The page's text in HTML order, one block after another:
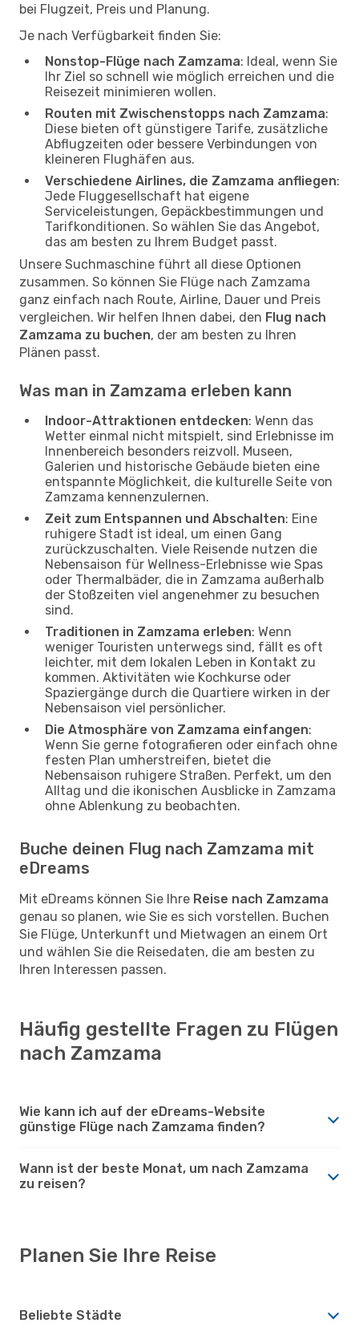
bei Flugzeit, Preis und Planung.
Je nach Verfügbarkeit finden Sie:
Nonstop-Flüge nach Zamzama: Ideal, wenn Sie
Ihr Ziel so schnell wie möglich erreichen und die
Reisezeit minimieren wollen.
Routen mit Zwischenstopps nach Zamzama:
Diese bieten oft günstigere Tarife, zusätzliche
Abflugzeiten oder bessere Verbindungen von
kleineren Flughäfen aus.
Verschiedene Airlines, die Zamzama anfliegen:
Jede Fluggesellschaft hat eigene
Serviceleistungen, Gepäckbestimmungen und
Tarifkonditionen. So wählen Sie das Angebot,
das am besten zu Ihrem Budget passt.
Unsere Suchmaschine führt all diese Optionen
zusammen. So können Sie Flüge nach Zamzama
ganz einfach nach Route, Airline, Dauer und Preis
vergleichen. Wir helfen Ihnen dabei, den Flug nach
Zamzama zu buchen, der am besten zu Ihren
Plänen passt.
Was man in Zamzama erleben kann
Indoor-Attraktionen entdecken: Wenn das
Wetter einmal nicht mitspielt, sind Erlebnisse im
Innenbereich besonders reizvoll. Museen,
Galerien und historische Gebäude bieten eine
entspannte Möglichkeit, die kulturelle Seite von
Zamzama kennenzulernen.
Zeit zum Entspannen und Abschalten: Eine
ruhigere Stadt ist ideal, um einen Gang
zurückzuschalten. Viele Reisende nutzen die
Nebensaison für Wellness-Erlebnisse wie Spas
oder Thermalbäder, die in Zamzama außerhalb
der Stoßzeiten viel angenehmer zu besuchen
sind.
Traditionen in Zamzama erleben: Wenn
weniger Touristen unterwegs sind, fällt es oft
leichter, mit dem lokalen Leben in Kontakt zu
kommen. Aktivitäten wie Kochkurse oder
Spaziergänge durch die Quartiere wirken in der
Nebensaison viel persönlicher.
Die Atmosphäre von Zamzama einfangen:
Wenn Sie gerne fotografieren oder einfach ohne
festen Plan umherstreifen, bietet die
Nebensaison ruhigere Straßen. Perfekt, um den
Alltag und die ikonischen Ausblicke in Zamzama
ohne Ablenkung zu beobachten.
Buche deinen Flug nach Zamzama mit
eDreams
Mit eDreams können Sie Ihre Reise nach Zamzama
genau so planen, wie Sie es sich vorstellen. Buchen
Sie Flüge, Unterkunft und Mietwagen an einem Ort
und wählen Sie die Reisedaten, die am besten zu
Ihren Interessen passen.
Häufig gestellte Fragen zu Flügen
nach Zamzama
Wie kann ich auf der eDreams-Website
günstige Flüge nach Zamzama finden?
Wann ist der beste Monat, um nach Zamzama
zu reisen?
Planen Sie Ihre Reise
Beliebte Städte